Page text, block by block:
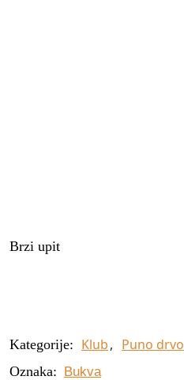
Brzi upit
Kategorije: Klub, Puno drvo
Oznaka: Bukva